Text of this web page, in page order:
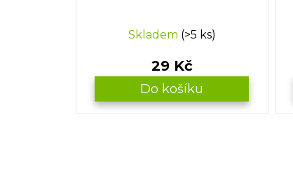
Skladem (>5 ks)
29 Kč
Do košíku